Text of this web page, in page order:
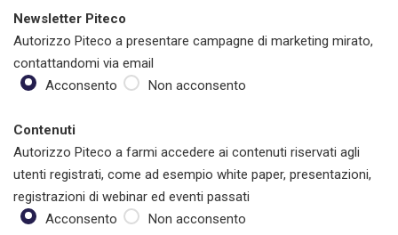
Newsletter Piteco
Autorizzo Piteco a presentare campagne di marketing mirato,
contattandomi via email
Acconsento
Non acconsento
Contenuti
Autorizzo Piteco a farmi accedere ai contenuti riservati agli
utenti registrati, come ad esempio white paper, presentazioni,
registrazioni di webinar ed eventi passati
Acconsento
Non acconsento